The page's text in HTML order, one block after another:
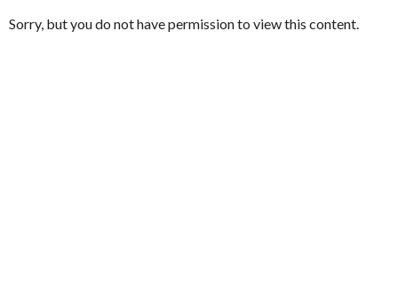
Sorry, but you do not have permission to view this content.